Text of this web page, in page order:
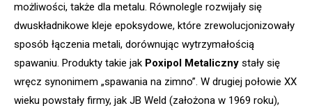
możliwości, także dla metalu. Równolegle rozwijały się
dwuskładnikowe kleje epoksydowe, które zrewolucjonizowały
sposób łączenia metali, dorównując wytrzymałością
spawaniu. Produkty takie jak Poxipol Metaliczny stały się
wręcz synonimem „spawania na zimno”. W drugiej połowie XX
wieku powstały firmy, jak JB Weld (założona w 1969 roku),